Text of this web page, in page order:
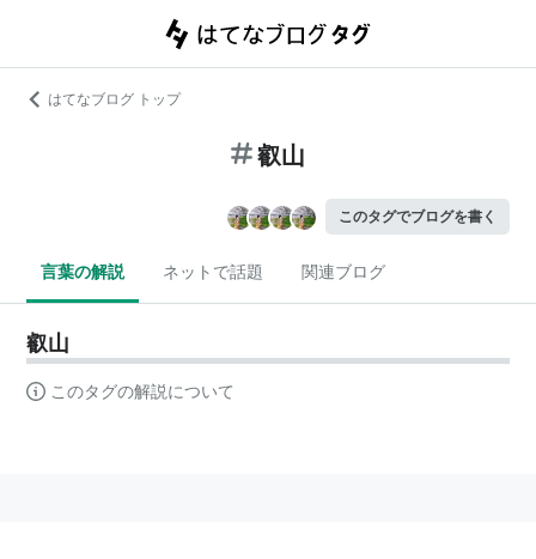
はてなブログ トップ
叡山
このタグでブログを書く
言葉の解説 ネットで話題 関連ブログ
叡山
このタグの解説について